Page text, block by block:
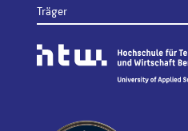
Träger